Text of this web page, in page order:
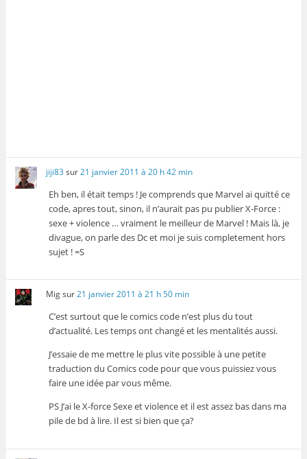
jiji83 sur21 janvier 2011 à 20 h 42 min
Eh ben, il était temps ! Je comprends que Marvel ai quitté ce
code, apres tout, sinon, il n’aurait pas pu publier X-Force :
sexe + violence … vraiment le meilleur de Marvel ! Mais là, je
divague, on parle des Dc et moi je suis completement hors
sujet ! =S
Migsur21 janvier 2011 à 21 h 50 min
C’est surtout que le comics code n’est plus du tout
d’actualité. Les temps ont changé et les mentalités aussi.
J’essaie de me mettre le plus vite possible à une petite
traduction du Comics code pour que vous puissiez vous
faire une idée par vous même.
PS J’ai le X-force Sexe et violence et il est assez bas dans ma
pile de bd à lire. Il est si bien que ça?